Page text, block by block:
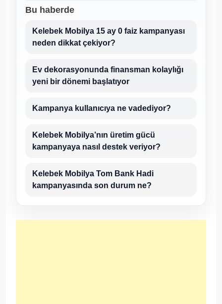
Bu haberde
Kelebek Mobilya 15 ay 0 faiz kampanyası
neden dikkat çekiyor?
Ev dekorasyonunda finansman kolaylığı
yeni bir dönemi başlatıyor
Kampanya kullanıcıya ne vadediyor?
Kelebek Mobilya’nın üretim gücü
kampanyaya nasıl destek veriyor?
Kelebek Mobilya Tom Bank Hadi
kampanyasında son durum ne?